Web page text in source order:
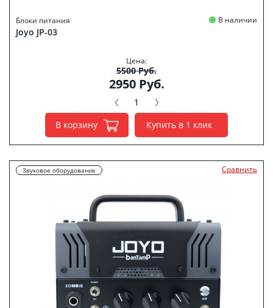
Блоки питания
Joyo JP-03
В наличии
Цена:
5500 Руб.
2950 Руб.
В корзину Купить в 1 клик
Звуковое оборудование Сравнить